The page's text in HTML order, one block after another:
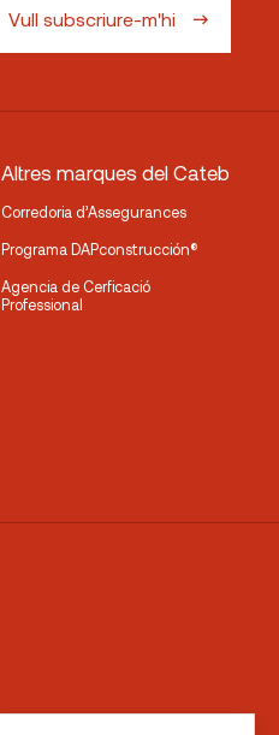
Vull subscriure-m'hi
Altres marques del Cateb
Corredoria d’Assegurances
Programa DAPconstrucción®
Agencia de Cerficació
Professional